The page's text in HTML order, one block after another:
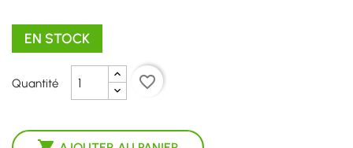
EN STOCK
Quantité favorite_border